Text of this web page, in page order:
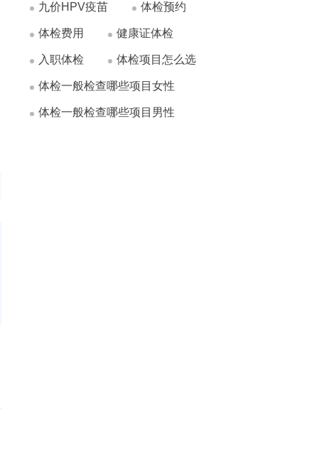
九价HPV疫苗 体检预约
体检费用 健康证体检
入职体检 体检项目怎么选
体检一般检查哪些项目女性
体检一般检查哪些项目男性